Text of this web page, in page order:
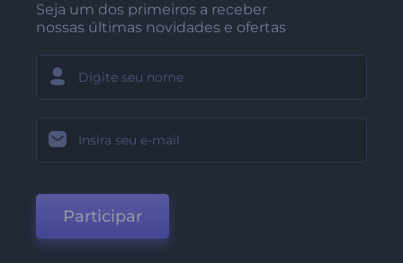
Seja um dos primeiros a receber
nossas últimas novidades e ofertas
Participar